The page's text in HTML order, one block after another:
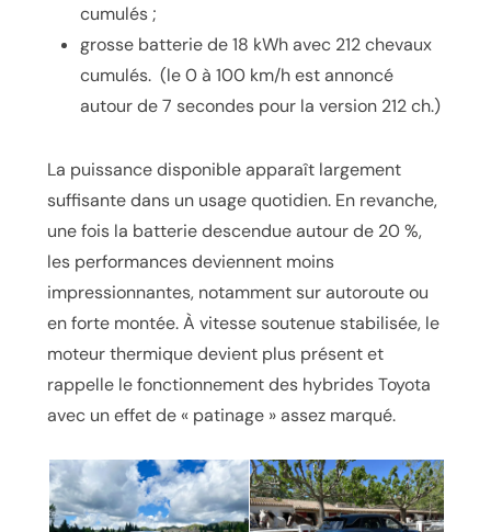
cumulés ;
grosse batterie de 18 kWh avec 212 chevaux
cumulés. (le 0 à 100 km/h est annoncé
autour de 7 secondes pour la version 212 ch.)
La puissance disponible apparaît largement
suffisante dans un usage quotidien. En revanche,
une fois la batterie descendue autour de 20 %,
les performances deviennent moins
impressionnantes, notamment sur autoroute ou
en forte montée. À vitesse soutenue stabilisée, le
moteur thermique devient plus présent et
rappelle le fonctionnement des hybrides Toyota
avec un effet de « patinage » assez marqué.